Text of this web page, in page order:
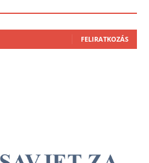
FELIRATKOZÁS